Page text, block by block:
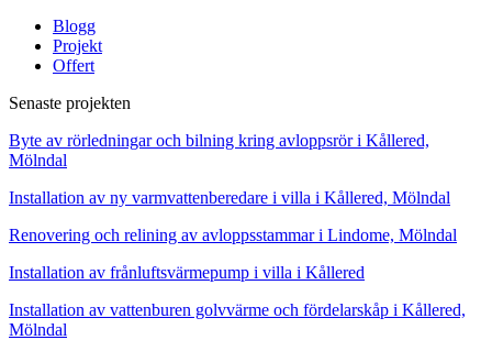
Blogg
Projekt
Offert
Senaste projekten
Byte av rörledningar och bilning kring avloppsrör i Kållered,
Mölndal
Installation av ny varmvattenberedare i villa i Kållered, Mölndal
Renovering och relining av avloppsstammar i Lindome, Mölndal
Installation av frånluftsvärmepump i villa i Kållered
Installation av vattenburen golvvärme och fördelarskåp i Kållered,
Mölndal